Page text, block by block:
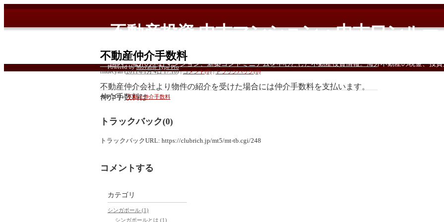
不動産投資 中古マンション・中古ワンル
ン投資情報
国内、海外の中古マンション、新築コンドミニアムを中心とした不動産投資情報。海外不動産の税金、投
不動産仲介手数料
fhidecyan(2011年1月 4日 17:10) | コメント(0) | トラックバック(0)
不動産仲介会社より物件の紹介を受けた場合には仲介手数料を支払います。
仲介手数料は
限
200万円超 400万円
400万円超
カテゴリ: 不動産仲介手数料
トラックバック(0)
トラックバックURL: https://clubrich.jp/mt5/mt-tb.cgi/248
コメントする
カテゴリ
シンガポール (1)
シンガポールとは (1)
Powered byMovable Type Pro